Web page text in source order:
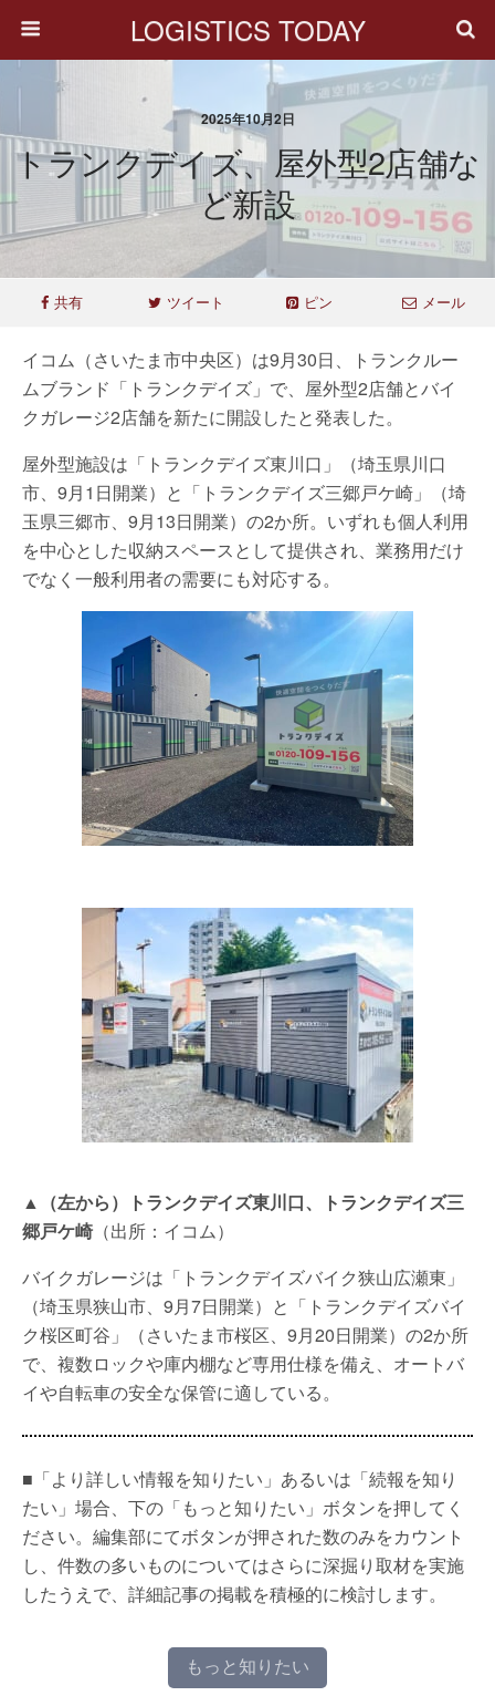
LOGISTICS TODAY
2025年10月2日
トランクデイズ、屋外型2店舗な
ど新設
共有 ツイート ピン メール
イコム（さいたま市中央区）は9月30日、トランクルー
ムブランド「トランクデイズ」で、屋外型2店舗とバイ
クガレージ2店舗を新たに開設したと発表した。
屋外型施設は「トランクデイズ東川口」（埼玉県川口
市、9月1日開業）と「トランクデイズ三郷戸ケ崎」（埼
玉県三郷市、9月13日開業）の2か所。いずれも個人利用
を中心とした収納スペースとして提供され、業務用だけ
でなく一般利用者の需要にも対応する。
▲（左から）トランクデイズ東川口、トランクデイズ三
郷戸ケ崎 （出所：イコム）
バイクガレージは「トランクデイズバイク狭山広瀬東」
（埼玉県狭山市、9月7日開業）と「トランクデイズバイ
ク桜区町谷」（さいたま市桜区、9月20日開業）の2か所
で、複数ロックや庫内棚など専用仕様を備え、オートバ
イや自転車の安全な保管に適している。
■「より詳しい情報を知りたい」あるいは「続報を知り
たい」場合、下の「もっと知りたい」ボタンを押してく
ださい。編集部にてボタンが押された数のみをカウント
し、件数の多いものについてはさらに深掘り取材を実施
したうえで、詳細記事の掲載を積極的に検討します。
もっと知りたい